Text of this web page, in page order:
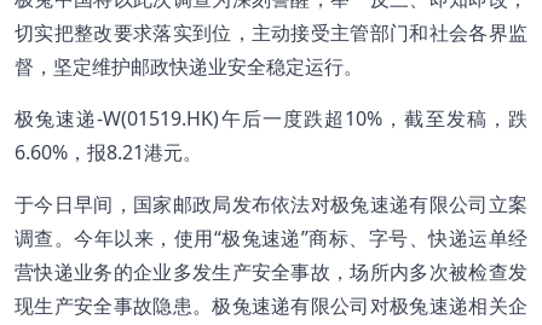
切实把整改要求落实到位，主动接受主管部门和社会各界监
督，坚定维护邮政快递业安全稳定运行。
极兔速递-W(01519.HK)午后一度跌超10%，截至发稿，跌
6.60%，报8.21港元。
于今日早间，国家邮政局发布依法对极兔速递有限公司立案
调查。今年以来，使用“极兔速递”商标、字号、快递运单经
营快递业务的企业多发生产安全事故，场所内多次被检查发
现生产安全事故隐患。极兔速递有限公司对极兔速递相关企